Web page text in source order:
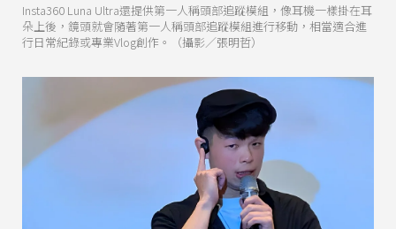
Insta360 Luna Ultra還提供第一人稱頭部追蹤模組，像耳機一樣掛在耳
朵上後，鏡頭就會隨著第一人稱頭部追蹤模組進行移動，相當適合進
行日常紀錄或專業Vlog創作。（攝影／張明哲）